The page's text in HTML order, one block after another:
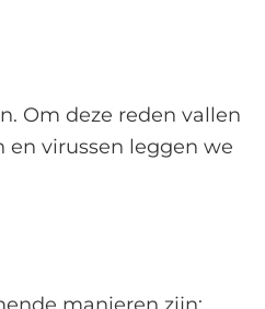
Om deze reden vallen
en virussen leggen we